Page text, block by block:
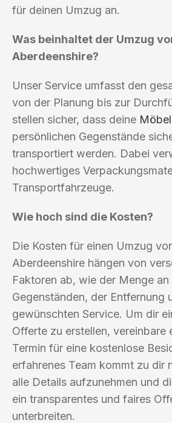
für deinen Umzug an.
Was beinhaltet der Umzug
Aberdeenshire?
Unser Service umfasst den
von der Planung bis zur
stellen sicher, dass deine Möbel
persönlichen Gegenstände
transportiert werden. Dabei
hochwertiges
Transportfahrzeuge.
Wie hoch sind die Kosten?
Die Kosten für einen Umzug
Aberdeenshire hängen von
Faktoren ab, wie der Menge
Gegenständen, der Entfernung
gewünschten Service. Um dir
Offerte zu erstellen, vereinbare
Termin für eine kostenlose
erfahrenes Team kommt zu dir
alle Details aufzunehmen und
ein transparentes und faires
unterbreiten.